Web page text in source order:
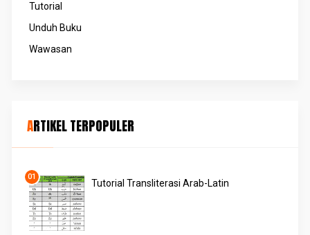
Tutorial
Unduh Buku
Wawasan
ARTIKEL TERPOPULER
Tutorial Transliterasi Arab-Latin